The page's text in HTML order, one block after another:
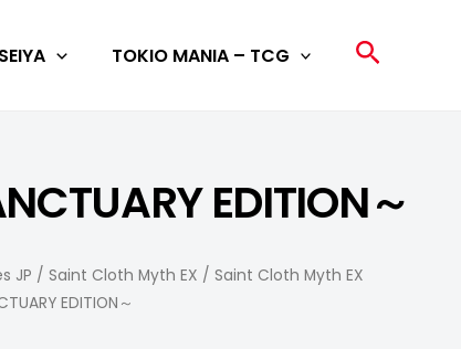
TOKIO MANIA – TCG Search
EDITION～
JP /Saint Cloth Myth EX / Saint Cloth Myth EX
EDITION～